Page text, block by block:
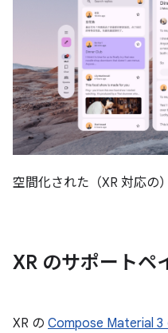
空間化された（XR 対応の
XR のサポートペ
XR の Compose Material 3